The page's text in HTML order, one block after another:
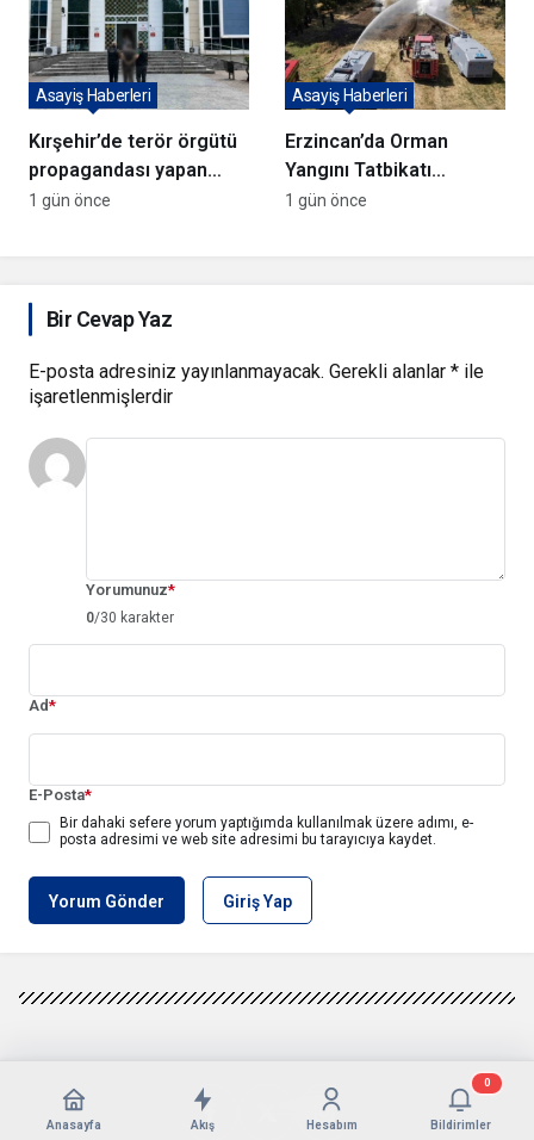
Kırşehir’de terör örgütü
propagandası yapan
şüpheli yakalandı
Asayiş Haberleri
1 gün önce
Erzincan’da Orman
Yangını Tatbikatı
Gerçekleştirildi
Asayiş Haberleri
1 gün önce
Bir Cevap Yaz
E-posta adresiniz yayınlanmayacak. Gerekli alanlar * ile
işaretlenmişlerdir
Yorumunuz*
0/30 karakter
Ad*
E-Posta*
Bir dahaki sefere yorum yaptığımda kullanılmak üzere adımı, e-
posta adresimi ve web site adresimi bu tarayıcıya kaydet.
Yorum Gönder Giriş Yap
Anasayfa Akış Hesabım Bildirimler
0